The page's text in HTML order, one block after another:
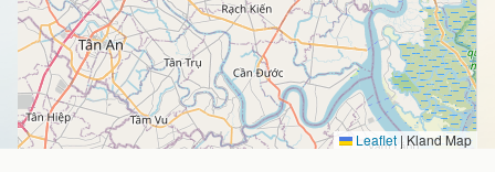
Leaflet | Kland Map